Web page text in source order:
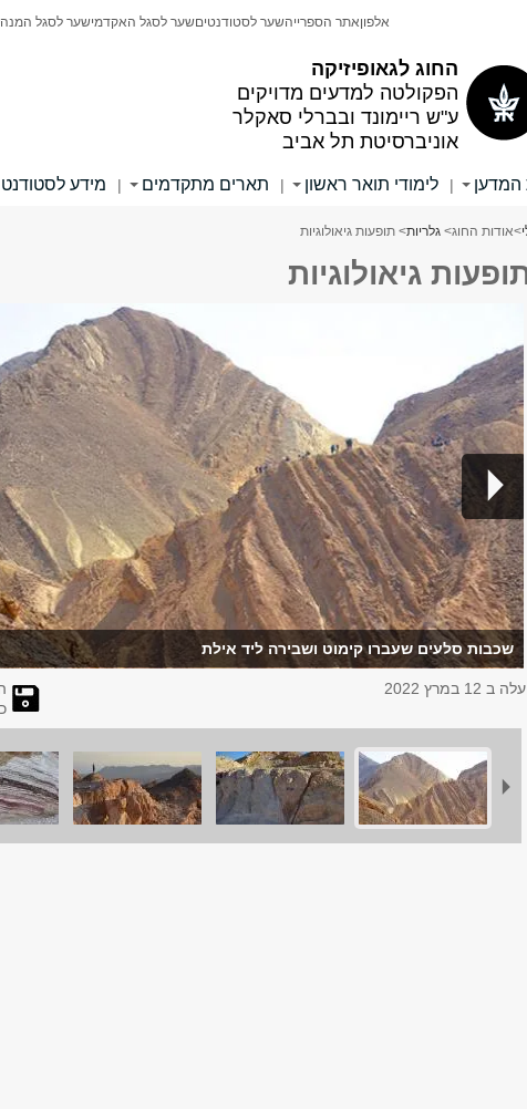
החוג לגאופיזיקה
הפקולטה למדעים מדויקים
ע"ש ריימונד ובברלי סאקלר
אוניברסיטת תל אביב
אלפוןאתר הספרייהשער לסטודנטיםשער לסגל האקדמישער לסגל
| לימודי תואר ראשון | תארים מתקדמים | מידע לסטודנט
>אודות החוג> גלריות> תופעות גיאולוגיות
גיאולוגיות
שכבות סלעים שעברו קימוט ושבירה ליד אילת
עלה ב 12 במרץ 2022